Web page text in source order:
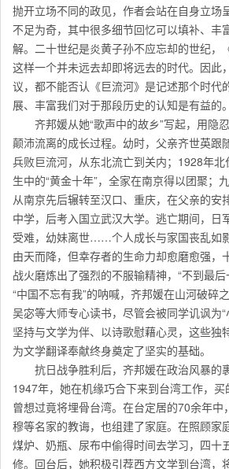
抛开立场不同的政见，作者会站在自身立场
不足为奇，其中很多细节回忆可以填补、丰
解。二十世纪是炎黄子孙不应忘却的世纪，
这样一个并未远去却即将远去的时代。因此
议，都不能否认《巨流河》是记述那个时代
展、丰富我们对于那段历史的认知是有益的。
齐邦媛从她“歌声中的故乡”写起，用隐
颠沛流离的成长过程。幼时，父亲齐世英跟
兵败巨流河，从东北流亡到关内；1928年
生中的“黄金十年”，全家在南京得以团聚；
从南京先后辗转至汉口、重庆，在父亲的安
中学，后考入国立武汉大学。逃亡期间，日
受难，幼妹离世……个人成长与家国丧乱如
由天而降，但幸存者的生命力却愈磨愈强，
战火磨炼出了强烈的不服输精神，“不到最
“中国不忘有我”的呐喊，齐邦媛在山河破碎
吴宓等大师专心读书，尽管会被同学讥讽为
坚持与文学为伴、以诗歌慰藉心灵，这些独
为文学翻译奉献终身奠定了坚实的基础。
抗日战争胜利后，齐邦媛在政治风暴的
1947年，她在机缘巧合下来到台湾工作，
曾想过竟将埋骨台湾。在台定居的70余年中
穆等名家的教诲，也组建了家庭。在照顾家
煤炉、奶瓶、尿布中偷得时间去学习，四十
修。回台后，她积极引荐西方文学到台湾，